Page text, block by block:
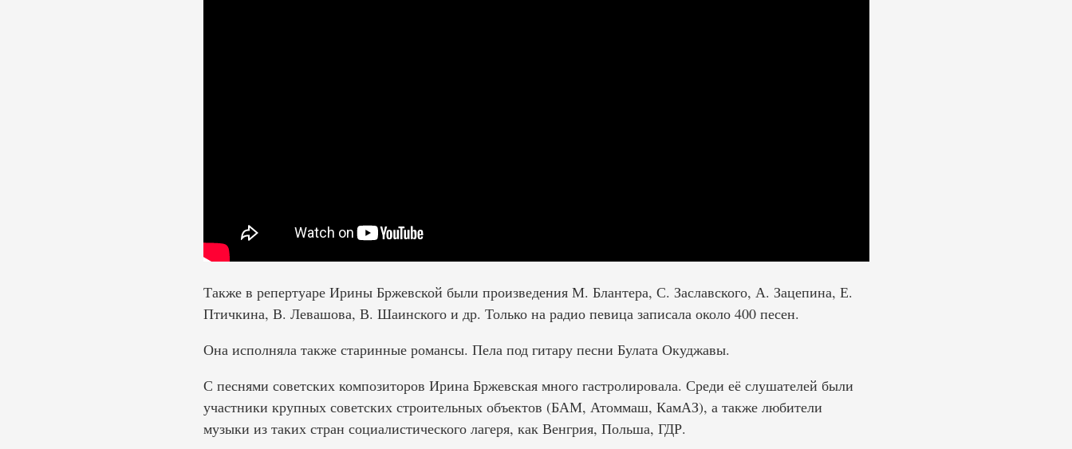
Также в репертуаре Ирины Бржевской были произведения М. Блантера, С. Заславского, А. Зацепина, Е.
Птичкина, В. Левашова, В. Шаинского и др. Только на радио певица записала около 400 песен.
Она исполняла также старинные романсы. Пела под гитару песни Булата Окуджавы.
С песнями советских композиторов Ирина Бржевская много гастролировала. Среди её слушателей были
участники крупных советских строительных объектов (БАМ, Атоммаш, КамАЗ), а также любители
музыки из таких стран социалистического лагеря, как Венгрия, Польша, ГДР.